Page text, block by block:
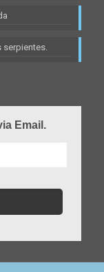
serpientes.
Email.